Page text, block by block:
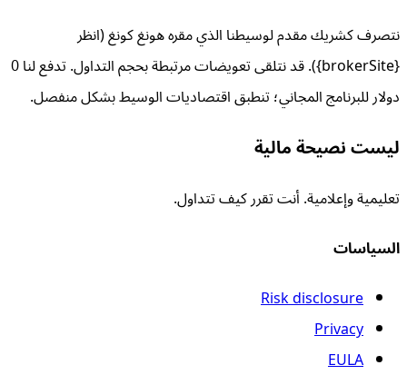
نتصرف كشريك مقدم لوسيطنا الذي مقره هونغ كونغ (انظر
{brokerSite}). قد نتلقى تعويضات مرتبطة بحجم التداول. تدفع لنا 0
دولار للبرنامج المجاني؛ تنطبق اقتصاديات الوسيط بشكل منفصل.
ليست نصيحة مالية
تعليمية وإعلامية. أنت تقرر كيف تتداول.
السياسات
Risk disclosure
Privacy
EULA